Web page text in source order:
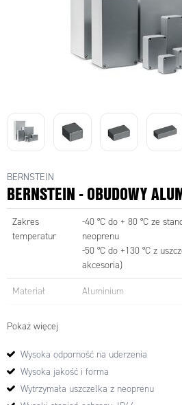
BERNSTEIN
BERNSTEIN - OBUDOWY
Zakres
temperatur
-40 °C do + 80 °C ze
neoprenu
-50 °C do +130 °C z
akcesoria)
Materiał Aluminium
Cechy
Ochronę przed polem o
można otrzymać dla
przy pomocy specjalnej
posiadają
Pokaż więcej
Wysoka odporność na uderzenia
Wysoka jakość i forma
Wytrzymała uszczelka z neoprenu